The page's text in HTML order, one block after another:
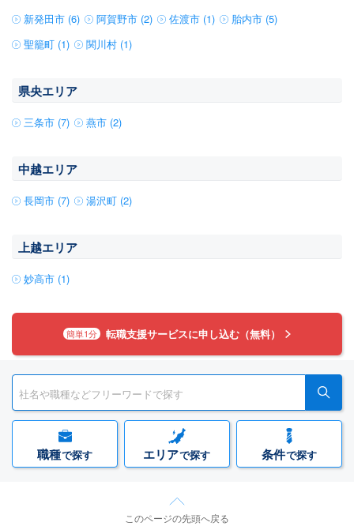
新発田市 (6) 阿賀野市 (2) 佐渡市 (1)
胎内市 (5)
聖籠町 (1)
関川村 (1)
県央エリア
三条市 (7) 燕市 (2)
中越エリア
長岡市 (7) 湯沢町 (2)
上越エリア
妙高市 (1)
簡単1分 転職支援サービスに申し込む（無料）
職種で探す エリアで探す 条件で探す
このページの先頭へ戻る